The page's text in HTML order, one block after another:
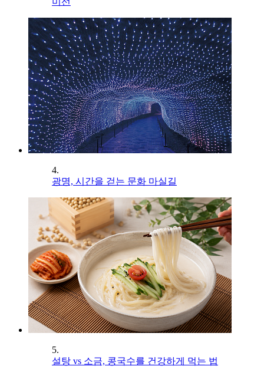
4.
광명, 시간을 걷는 문화 마실길
5.
설탕 vs 소금, 콩국수를 건강하게 먹는 법